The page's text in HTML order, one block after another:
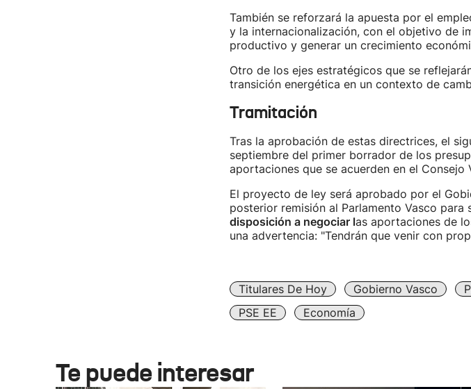
También se reforzará la apuesta por el
y la internacionalización, con el objetivo de
productivo y generar un crecimiento
Otro de los ejes estratégicos que se
transición energética en un contexto de
Tramitación
Tras la aprobación de estas directrices, el
septiembre del primer borrador de los
aportaciones que se acuerden en el Consejo
El proyecto de ley será aprobado por el
posterior remisión al Parlamento Vasco
disposición a negociar las aportaciones de
una advertencia: "Tendrán que venir con
Titulares De Hoy Gobierno Vasco
PSE EE
Economía
Te puede interesar